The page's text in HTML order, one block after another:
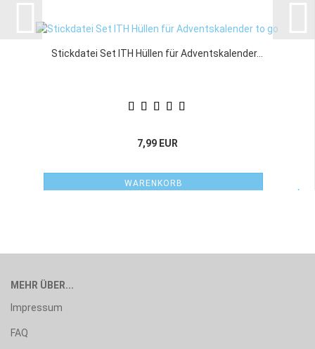
Stickdatei Set ITH Hüllen für Adventskalender...
7,99 EUR
WARENKORB
MEHR ÜBER...
Impressum
FAQ